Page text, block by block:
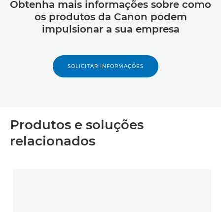
Obtenha mais informações sobre como
os produtos da Canon podem
impulsionar a sua empresa
SOLICITAR INFORMAÇÕES
Produtos e soluções
relacionados